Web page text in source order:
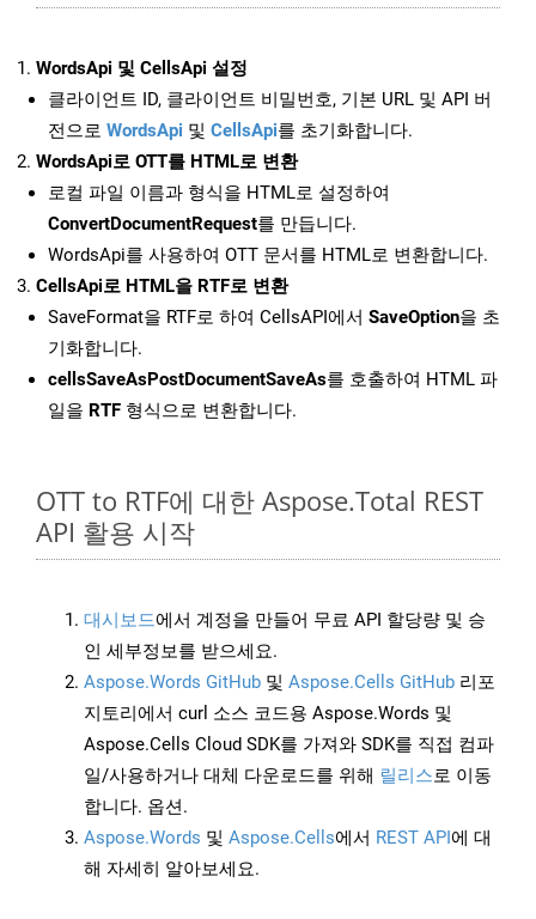
WordsApi 및 CellsApi 설정
클라이언트 ID, 클라이언트 비밀번호, 기본 URL 및 API 버
전으로 WordsApi 및 CellsApi를 초기화합니다.
WordsApi로 OTT를 HTML로 변환
로컬 파일 이름과 형식을 HTML로 설정하여
ConvertDocumentRequest를 만듭니다.
WordsApi를 사용하여 OTT 문서를 HTML로 변환합니다.
CellsApi로 HTML을 RTF로 변환
SaveFormat을 RTF로 하여 CellsAPI에서 SaveOption을 초
기화합니다.
cellsSaveAsPostDocumentSaveAs를 호출하여 HTML 파
일을 RTF 형식으로 변환합니다.
OTT to RTF에 대한 Aspose.Total REST
API 활용 시작
대시보드에서 계정을 만들어 무료 API 할당량 및 승
인 세부정보를 받으세요.
Aspose.Words GitHub 및 Aspose.Cells GitHub 리포
지토리에서 curl 소스 코드용 Aspose.Words 및
Aspose.Cells Cloud SDK를 가져와 SDK를 직접 컴파
일/사용하거나 대체 다운로드를 위해 릴리스로 이동
합니다. 옵션.
Aspose.Words 및 Aspose.Cells에서 REST API에 대
해 자세히 알아보세요.